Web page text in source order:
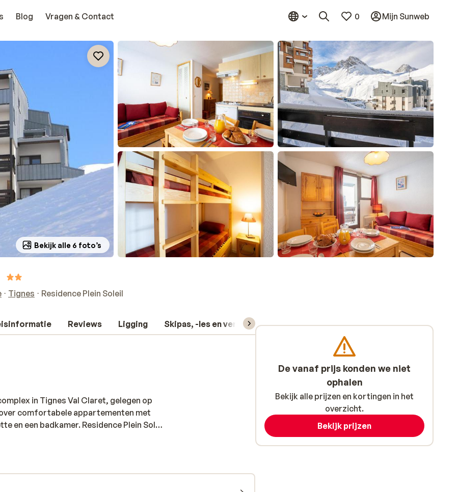
Blog Vragen & Contact 0 Mijn Sunweb
Bekijk alle 6 foto’s
Tignes Residence Plein Soleil
Reviews Ligging Skipas, -les en verhuur
in Tignes Val Claret, gelegen op
comfortabele appartementen met
en een badkamer. Residence Plein Soleil
in Tignes. De appartementen van
De vanaf prijs konden we niet
ophalen
Bekijk alle prijzen en kortingen in het
overzicht.
Bekijk prijzen